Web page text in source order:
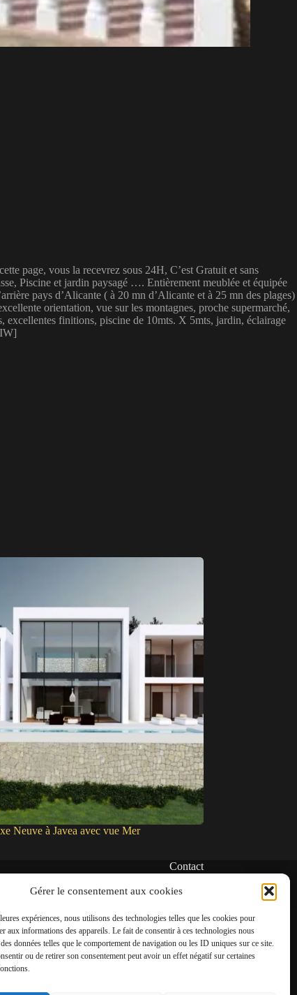
Gérer le consentement aux cookies
expériences, nous utilisons des technologies telles que les cookies pour
aux informations des appareils. Le fait de consentir à ces technologies nous
données telles que le comportement de navigation ou les ID uniques sur ce site.
ou de retirer son consentement peut avoir un effet négatif sur certaines
page, vous la recevrez sous 24H, C’est Gratuit et sans
Piscine et jardin paysagé …. Entièrement meublée et équipée
pays d’Alicante ( à 20 mn d’Alicante et à 25 mn des plages)
orientation, vue sur les montagnes, proche supermarché,
excellentes finitions, piscine de 10mts. X 5mts, jardin, éclairage
Neuve à Javea avec vue Mer
Contact
✆06 22 39 73 24
✉contact@amgh-immobilier.com